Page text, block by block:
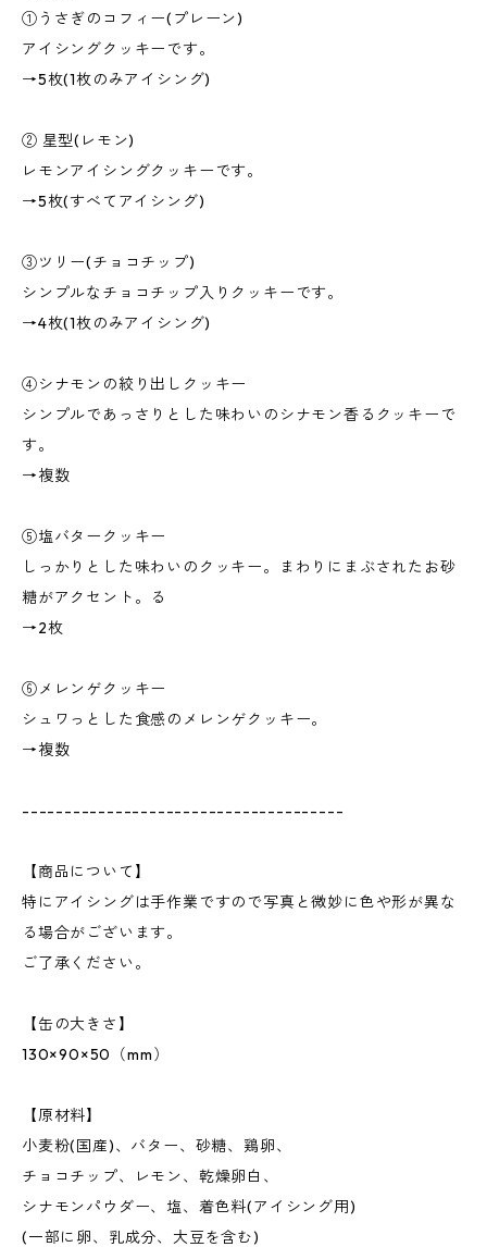
①うさぎのコフィー(プレーン)
アイシングクッキーです。
→5枚(1枚のみアイシング)
② 星型(レモン)
レモンアイシングクッキーです。
→5枚(すべてアイシング)
③ツリー(チョコチップ)
シンプルなチョコチップ入りクッキーです。
→4枚(1枚のみアイシング)
④シナモンの絞り出しクッキー
シンプルであっさりとした味わいのシナモン香るクッキーで
す。
→複数
⑤塩バタークッキー
しっかりとした味わいのクッキー。まわりにまぶされたお砂
糖がアクセント。る
→2枚
⑥メレンゲクッキー
シュワっとした食感のメレンゲクッキー。
→複数
--------------------------------------
【商品について】
特にアイシングは手作業ですので写真と微妙に色や形が異な
る場合がございます。
ご了承ください。
【缶の大きさ】
130×90×50（mm）
【原材料】
小麦粉(国産)、バター、砂糖、鶏卵、
チョコチップ、レモン、乾燥卵白、
シナモンパウダー、塩、着色料(アイシング用)
(一部に卵、乳成分、大豆を含む)